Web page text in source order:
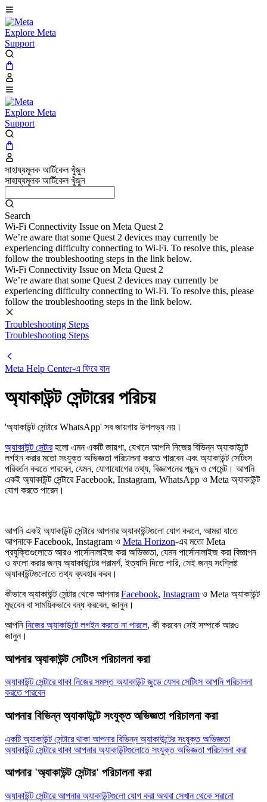
Explore Meta
Support
Explore Meta
Support
সাহায্যমূলক আর্টিকেল খুঁজুন
সাহায্যমূলক আর্টিকেল খুঁজুন
Search
Wi-Fi Connectivity Issue on Meta Quest 2
We’re aware that some Quest 2 devices may currently be
experiencing difficulty connecting to Wi-Fi. To resolve this, please
follow the troubleshooting steps in the link below.
Wi-Fi Connectivity Issue on Meta Quest 2
We’re aware that some Quest 2 devices may currently be
experiencing difficulty connecting to Wi-Fi. To resolve this, please
follow the troubleshooting steps in the link below.
Troubleshooting Steps
Troubleshooting Steps
Meta Help Center-এ ফিরে যান
অ্যাকাউন্ট সেন্টারের পরিচয়
'অ্যাকাউন্ট সেন্টারে WhatsApp' সব জায়গায় উপলভ্য নয়।
অ্যাকাউন্ট সেন্টারহলো এমন একটি জায়গা, যেখানে আপনি নিজের বিভিন্ন অ্যাকাউন্টে
লগইন করার মতো সংযুক্ত অভিজ্ঞতা পরিচালনা করতে পারবেন এবং অ্যাকাউন্ট সেটিংস
পরিবর্তন করতে পারবেন, যেমন, যোগাযোগের তথ্য, বিজ্ঞাপনের পছন্দ ও পেমেন্ট। আপনি
একই অ্যাকাউন্ট সেন্টারে Facebook, Instagram, WhatsApp ও Meta অ্যাকাউন্ট
যোগ করতে পারেন।
আপনি একই অ্যাকাউন্ট সেন্টারে আপনার অ্যাকাউন্টগুলো যোগ করলে, আমরা যাতে
আপনাকে Facebook, Instagram ও Meta Horizon-এর মতো Meta
প্রযুক্তিগুলোতে আরও পার্সোনালাইজ করা অভিজ্ঞতা, যেমন পার্সোনালাইজ করা বিজ্ঞাপন
ও ফলো করার জন্য অ্যাকাউন্টের পরামর্শ, ইত্যাদি দিতে পারি, সেই জন্য সংশ্লিষ্ট
অ্যাকাউন্টগুলোতে তথ্য ব্যবহার করব।
কীভাবে অ্যাকাউন্ট সেন্টার থেকে আপনারFacebook, Instagram ও Meta অ্যাকাউন্ট
মুছবেন বা সাময়িকভাবে বন্ধ করবেন, জানুন।
আপনিনিজের অ্যাকাউন্টে লগইন করতে না পারলে, কী করবেন সেই সম্পর্কে আরও
জানুন।
আপনার অ্যাকাউন্ট সেটিংস পরিচালনা করা
অ্যাকাউন্ট সেন্টারে থাকা নিজের সমস্ত অ্যাকাউন্ট জুড়ে যেসব সেটিংস আপনি পরিচালনা
করতে পারবেন
আপনার বিভিন্ন অ্যাকাউন্টে সংযুক্ত অভিজ্ঞতা পরিচালনা করা
একটি অ্যাকাউন্ট সেন্টারে থাকা আপনার বিভিন্ন অ্যাকাউন্টের সংযুক্ত অভিজ্ঞতা
অ্যাকাউন্ট সেন্টারে থাকা আপনার অ্যাকাউন্টগুলোতে সংযুক্ত অভিজ্ঞতা পরিচালনা করা
আপনার 'অ্যাকাউন্ট সেন্টার' পরিচালনা করা
অ্যাকাউন্ট সেন্টারে আপনার অ্যাকাউন্টগুলো যোগ করা অথবা সেখান থেকে সরানো